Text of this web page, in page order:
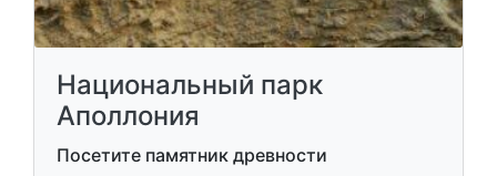
Национальный парк
Аполлония
Посетите памятник древности